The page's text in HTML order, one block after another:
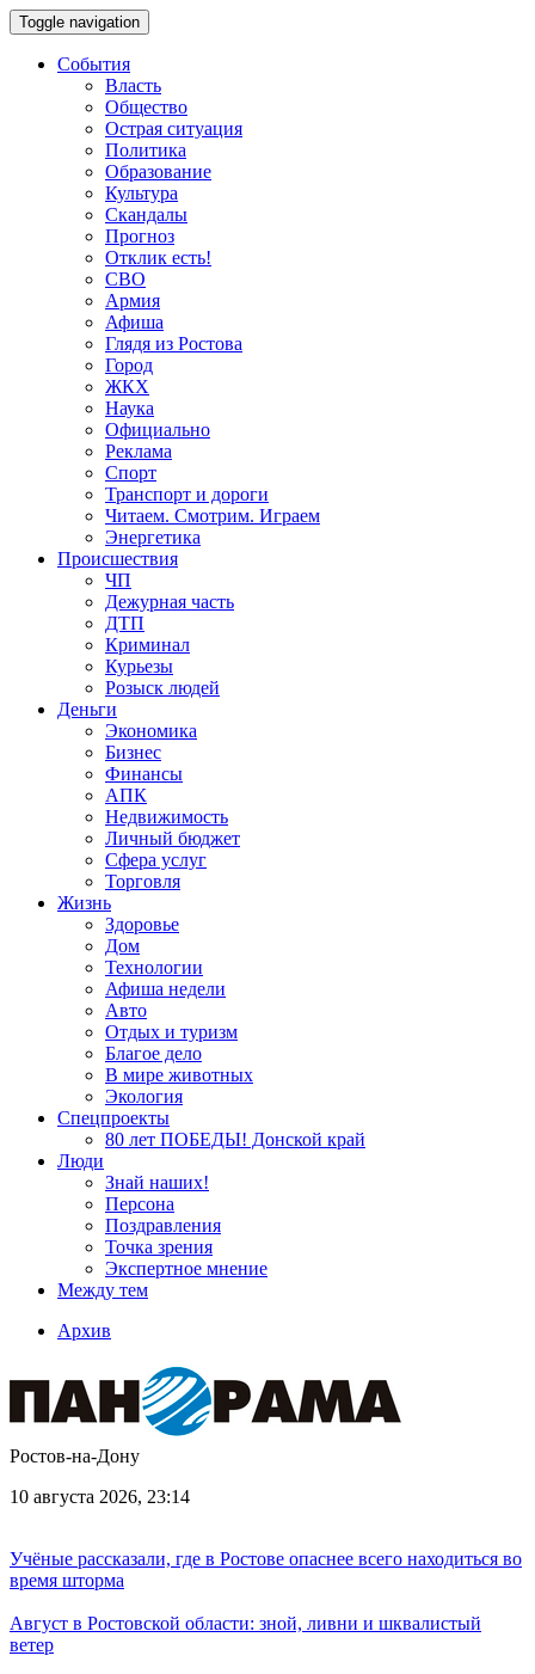
Toggle navigation
События
Власть
Общество
Острая ситуация
Политика
Образование
Культура
Скандалы
Прогноз
Отклик есть!
СВО
Армия
Афиша
Глядя из Ростова
Город
ЖКХ
Наука
Официально
Реклама
Спорт
Транспорт и дороги
Читаем. Смотрим. Играем
Энергетика
Происшествия
ЧП
Дежурная часть
ДТП
Криминал
Курьезы
Розыск людей
Деньги
Экономика
Бизнес
Финансы
АПК
Недвижимость
Личный бюджет
Сфера услуг
Торговля
Жизнь
Здоровье
Дом
Технологии
Афиша недели
Авто
Отдых и туризм
Благое дело
В мире животных
Экология
Спецпроекты
80 лет ПОБЕДЫ! Донской край
Люди
Знай наших!
Персона
Поздравления
Точка зрения
Экспертное мнение
Между тем
Архив
Ростов-на-Дону
10 августа 2026, 23:14
Учёные рассказали, где в Ростове опаснее всего находиться во
время шторма
Август в Ростовской области: зной, ливни и шквалистый
ветер